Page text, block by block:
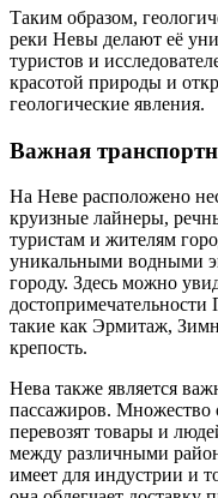
Таким образом,
реки Невы делают её
туристов и
красотой природы и
геологические явления.
Важная
На Неве расположено
круизные лайнеры,
туристам и жителям
уникальными водными
городу. Здесь можно
достопримечательности
такие как Эрмитаж,
крепость.
Нева также является
пассажиров. Множество
перевозят товары и
между различными
имеет для индустрии и